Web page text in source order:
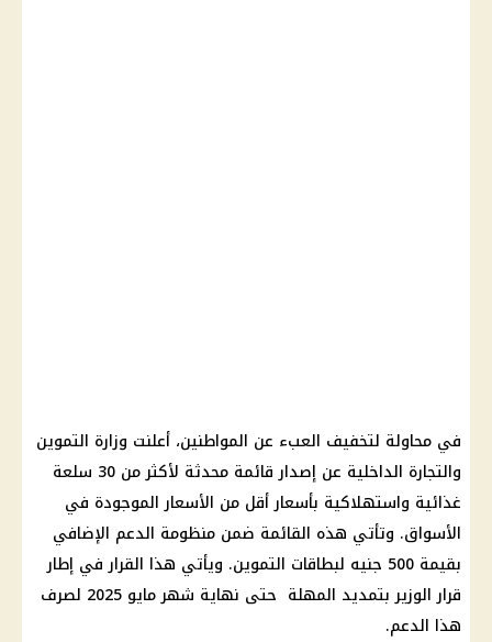
في محاولة لتخفيف العبء عن المواطنين، أعلنت وزارة التموين
والتجارة الداخلية عن إصدار قائمة محدثة لأكثر من 30 سلعة
غذائية واستهلاكية بأسعار أقل من الأسعار الموجودة في
الأسواق. وتأتي هذه القائمة ضمن منظومة الدعم الإضافي
بقيمة 500 جنيه لبطاقات التموين. ويأتي هذا القرار في إطار
قرار الوزير بتمديد المهلة حتى نهاية شهر مايو 2025 لصرف
هذا الدعم.